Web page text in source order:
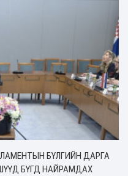
БҮЛГИЙН ДАРГА
БҮГД НАЙРАМДАХ